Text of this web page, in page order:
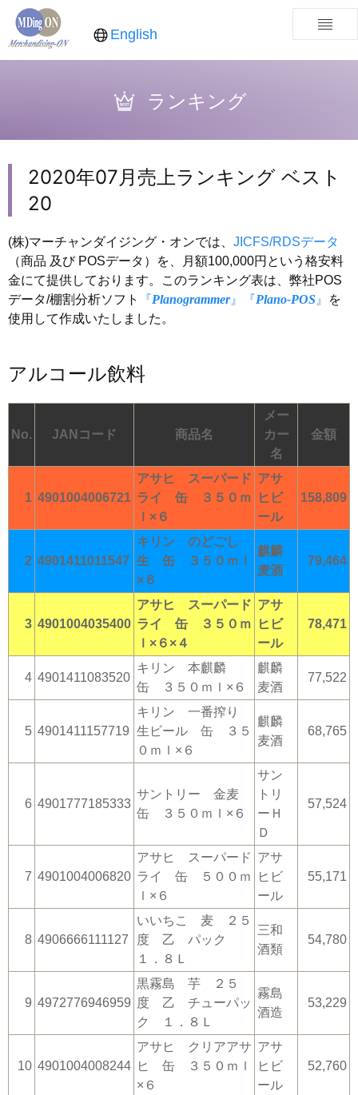
English
ランキング
2020年07月売上ランキング ベスト
20
(株)マーチャンダイジング・オンでは、 JICFS/RDSデータ
（商品 及び POSデータ）を、月額100,000円という格安料
金にて提供しております。このランキング表は、弊社POS
データ/棚割分析ソフト
『Planogrammer』 『Plano-POS 』
を
使用して作成いたしました。
アルコール飲料
No. JANコード 商品名
メー
カー
名
金額
1 4901004006721
アサヒ スーパード
ライ 缶 ３５０ｍ
ｌ×６
アサ
ヒビ
ール
158,809
2 4901411011547
キリン のどごし
生 缶 ３５０ｍｌ
×６
麒麟
麦酒
79,464
3 4901004035400
アサヒ スーパード
ライ 缶 ３５０ｍ
ｌ×６×４
アサ
ヒビ
ール
78,471
4 4901411083520
キリン 本麒麟
缶 ３５０ｍｌ×６
麒麟
麦酒
77,522
5 4901411157719
キリン 一番搾り
生ビール 缶 ３５
０ｍｌ×６
麒麟
麦酒
68,765
6 4901777185333
サントリー 金麦
缶 ３５０ｍｌ×６
サン
トリ
ーＨ
Ｄ
57,524
7 4901004006820
アサヒ スーパード
ライ 缶 ５００ｍ
ｌ×６
アサ
ヒビ
ール
55,171
8 4906666111127
いいちこ 麦 ２５
度 乙 パック
１．８Ｌ
三和
酒類
54,780
9 4972776946959
黒霧島 芋 ２５
度 乙 チューパッ
ク １．８Ｌ
霧島
酒造
53,229
10 4901004008244
アサヒ クリアアサ
ヒ 缶 ３５０ｍｌ
×６
アサ
ヒビ
ール
52,760